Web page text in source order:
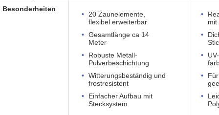
20 Zaunelemente,
flexibel erweiterbar
Gesamtlänge ca 14
Meter
Robuste Metall-
Pulverbeschichtung
Witterungsbeständig und
frostresistent
Einfacher Aufbau mit
Stecksystem
mit
Besonderheiten